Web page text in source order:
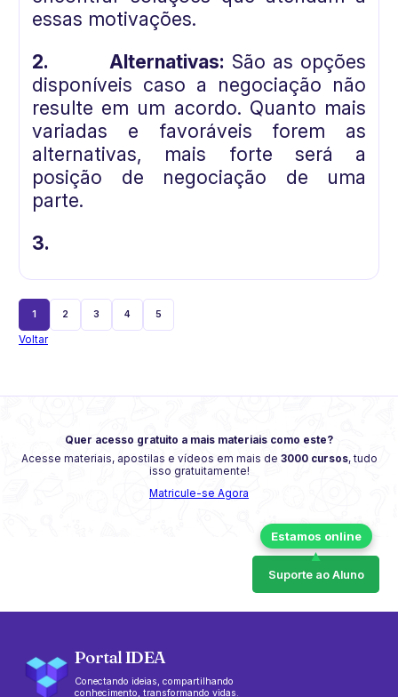
essas motivações.
2.
Alternativas: São as opções
disponíveis caso a negociação não
resulte em um acordo. Quanto mais
variadas e favoráveis forem as
alternativas, mais forte será a
posição de negociação de uma
parte.
3.
1 2 3 4 5
Voltar
Quer acesso gratuito a mais materiais como este?
Acesse materiais, apostilas e vídeos em mais de 3000 cursos, tudo
isso gratuitamente!
Matricule-se Agora
Suporte ao Aluno
Portal IDEA
Conectando ideias, compartilhando
conhecimento, transformando vidas.